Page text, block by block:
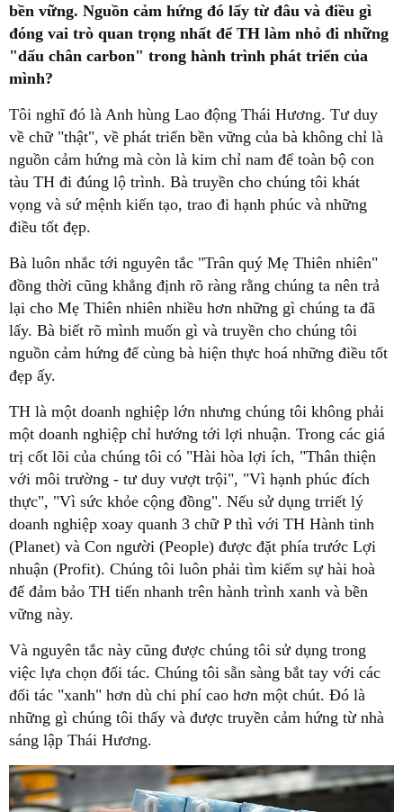
bền vững. Nguồn cảm hứng đó lấy từ đâu và điều gì
đóng vai trò quan trọng nhất để TH làm nhỏ đi những
"dấu chân carbon" trong hành trình phát triển của
mình?
Tôi nghĩ đó là Anh hùng Lao động Thái Hương. Tư duy
về chữ "thật", về phát triển bền vững của bà không chỉ là
nguồn cảm hứng mà còn là kim chỉ nam để toàn bộ con
tàu TH đi đúng lộ trình. Bà truyền cho chúng tôi khát
vọng và sứ mệnh kiến tạo, trao đi hạnh phúc và những
điều tốt đẹp.
Bà luôn nhắc tới nguyên tắc "Trân quý Mẹ Thiên nhiên"
đồng thời cũng khẳng định rõ ràng rằng chúng ta nên trả
lại cho Mẹ Thiên nhiên nhiều hơn những gì chúng ta đã
lấy. Bà biết rõ mình muốn gì và truyền cho chúng tôi
nguồn cảm hứng để cùng bà hiện thực hoá những điều tốt
đẹp ấy.
TH là một doanh nghiệp lớn nhưng chúng tôi không phải
một doanh nghiệp chỉ hướng tới lợi nhuận. Trong các giá
trị cốt lõi của chúng tôi có "Hài hòa lợi ích, "Thân thiện
với môi trường - tư duy vượt trội", "Vì hạnh phúc đích
thực", "Vì sức khỏe cộng đồng". Nếu sử dụng trriết lý
doanh nghiệp xoay quanh 3 chữ P thì với TH Hành tinh
(Planet) và Con người (People) được đặt phía trước Lợi
nhuận (Profit). Chúng tôi luôn phải tìm kiếm sự hài hoà
để đảm bảo TH tiến nhanh trên hành trình xanh và bền
vững này.
Và nguyên tắc này cũng được chúng tôi sử dụng trong
việc lựa chọn đối tác. Chúng tôi sẵn sàng bắt tay với các
đối tác "xanh" hơn dù chi phí cao hơn một chút. Đó là
những gì chúng tôi thấy và được truyền cảm hứng từ nhà
sáng lập Thái Hương.